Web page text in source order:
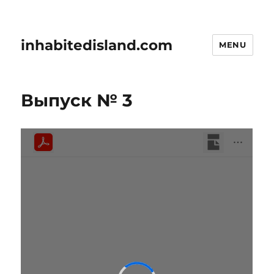
inhabitedisland.com MENU
Выпуск № 3